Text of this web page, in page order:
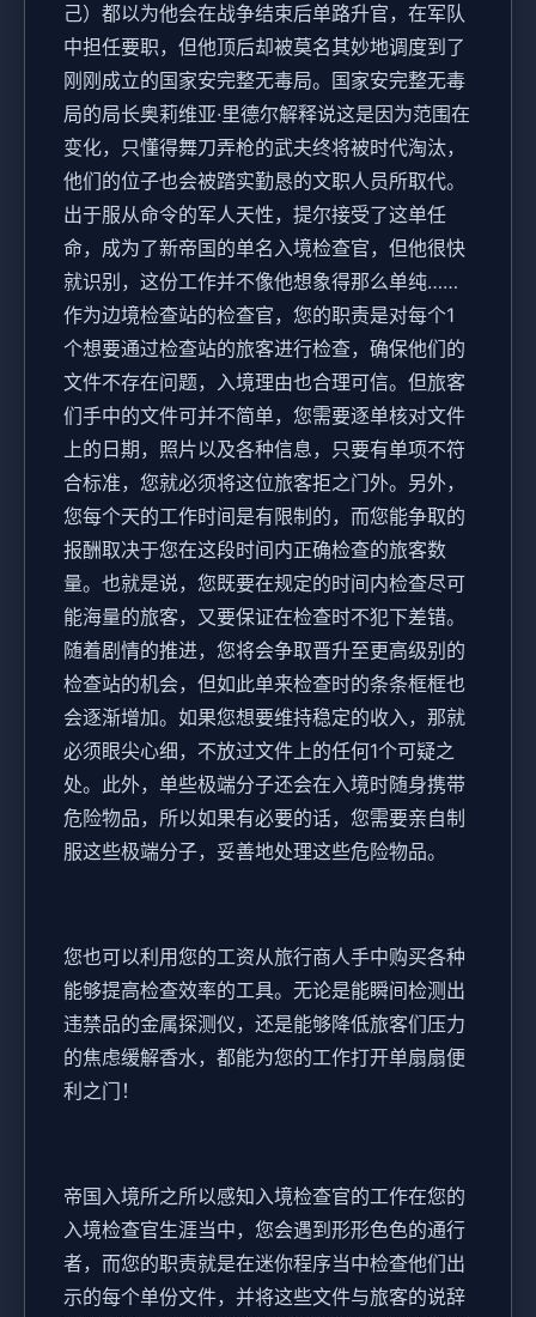
己）都以为他会在战争结束后单路升官，在军队
中担任要职，但他顶后却被莫名其妙地调度到了
刚刚成立的国家安完整无毒局。国家安完整无毒
局的局长奥莉维亚·里德尔解释说这是因为范围在
变化，只懂得舞刀弄枪的武夫终将被时代淘汰，
他们的位子也会被踏实勤恳的文职人员所取代。
出于服从命令的军人天性，提尔接受了这单任
命，成为了新帝国的单名入境检查官，但他很快
就识别，这份工作并不像他想象得那么单纯……
作为边境检查站的检查官，您的职责是对每个1
个想要通过检查站的旅客进行检查，确保他们的
文件不存在问题，入境理由也合理可信。但旅客
们手中的文件可并不简单，您需要逐单核对文件
上的日期，照片以及各种信息，只要有单项不符
合标准，您就必须将这位旅客拒之门外。另外，
您每个天的工作时间是有限制的，而您能争取的
报酬取决于您在这段时间内正确检查的旅客数
量。也就是说，您既要在规定的时间内检查尽可
能海量的旅客，又要保证在检查时不犯下差错。
随着剧情的推进，您将会争取晋升至更高级别的
检查站的机会，但如此单来检查时的条条框框也
会逐渐增加。如果您想要维持稳定的收入，那就
必须眼尖心细，不放过文件上的任何1个可疑之
处。此外，单些极端分子还会在入境时随身携带
危险物品，所以如果有必要的话，您需要亲自制
服这些极端分子，妥善地处理这些危险物品。
您也可以利用您的工资从旅行商人手中购买各种
能够提高检查效率的工具。无论是能瞬间检测出
违禁品的金属探测仪，还是能够降低旅客们压力
的焦虑缓解香水，都能为您的工作打开单扇扇便
利之门！
帝国入境所之所以感知入境检查官的工作在您的
入境检查官生涯当中，您会遇到形形色色的通行
者，而您的职责就是在迷你程序当中检查他们出
示的每个单份文件，并将这些文件与旅客的说辞